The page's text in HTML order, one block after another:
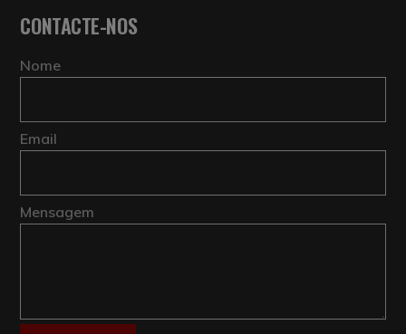
CONTACTE-NOS
Nome
Email
Mensagem